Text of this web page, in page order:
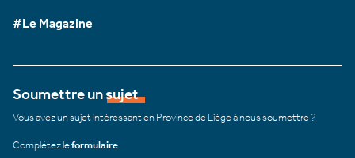
#Le Magazine
Soumettre un sujet
Vous avez un sujet intéressant en Province de Liège à nous soumettre ?
Complétez leformulaire